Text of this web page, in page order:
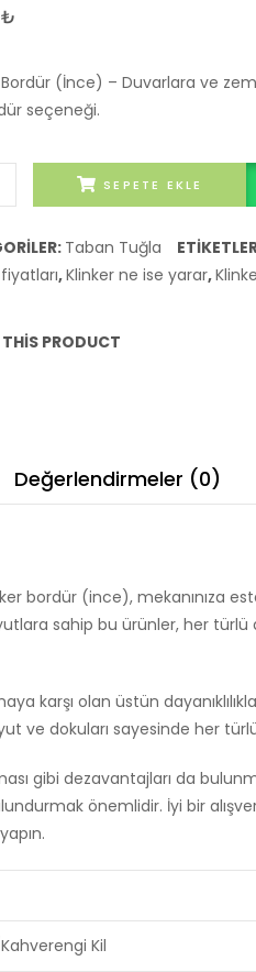
₺
(İnce) – Duvarlara ve
seçeneği.
SEPETE EKLE
Taban Tuğla
,Klinker ne ise yarar,
THIS PRODUCT
Değerlendirmeler (0)
(ince), mekanınıza
sahip bu ürünler, her
karşı olan üstün
ve dokuları sayesinde her
gibi dezavantajları da
önemlidir. İyi bir
Kahverengi Kil